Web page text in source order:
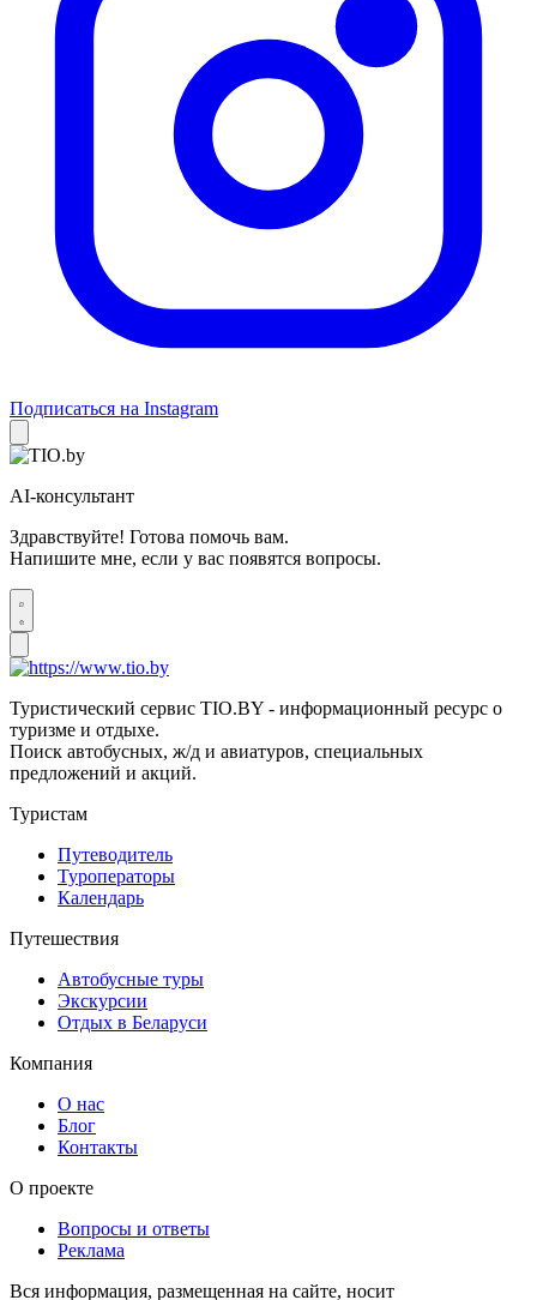
Подписаться на Instagram
AI-консультант
Здравствуйте! Готова помочь вам.
Напишите мне, если у вас появятся вопросы.
Туристический сервис TIO.BY - информационный ресурс о
туризме и отдыхе.
Поиск автобусных, ж/д и авиатуров, специальных
предложений и акций.
Туристам
Путеводитель
Туроператоры
Календарь
Путешествия
Автобусные туры
Экскурсии
Отдых в Беларуси
Компания
О нас
Блог
Контакты
О проекте
Вопросы и ответы
Реклама
Вся информация, размещенная на сайте, носит